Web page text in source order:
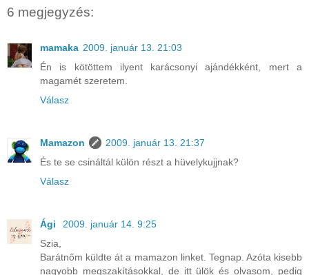
6 megjegyzés:
mamaka 2009. január 13. 21:03
Én is kötöttem ilyent karácsonyi ajándékként, mert a
magamét szeretem.
Válasz
Mamazon
2009. január 13. 21:37
És te se csináltál külön részt a hüvelykujjnak?
Válasz
Ági
2009. január 14. 9:25
Szia,
Barátnőm küldte át a mamazon linket. Tegnap. Azóta kisebb
nagyobb megszakításokkal, de itt ülök és olvasom, pedig